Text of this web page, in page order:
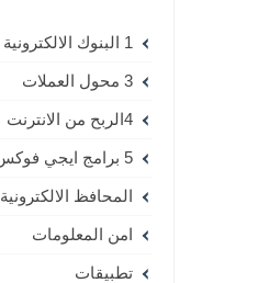
1 البنوك الالكترونية
3 محول العملات
4الربح من الانترنت
5 برامج ايجي فوكس
المحافظ الالكترونية
امن المعلومات
تطبيقات